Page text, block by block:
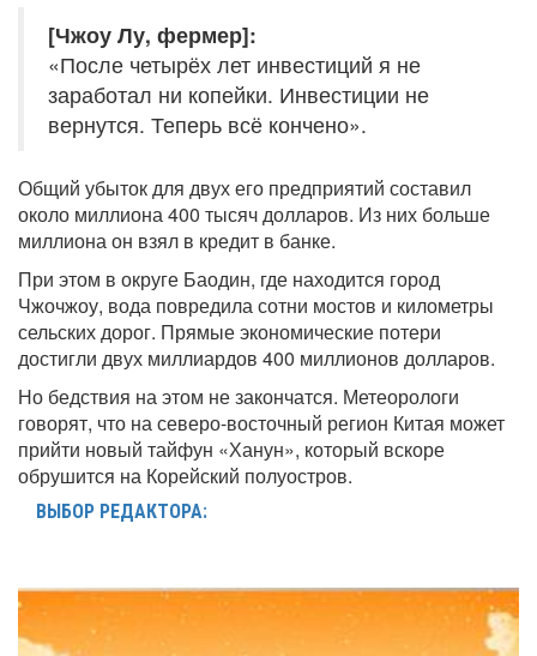
[Чжоу Лу, фермер]:
«После четырёх лет инвестиций я не
заработал ни копейки. Инвестиции не
вернутся. Теперь всё кончено».
Общий убыток для двух его предприятий составил
около миллиона 400 тысяч долларов. Из них больше
миллиона он взял в кредит в банке.
При этом в округе Баодин, где находится город
Чжочжоу, вода повредила сотни мостов и километры
сельских дорог. Прямые экономические потери
достигли двух миллиардов 400 миллионов долларов.
Но бедствия на этом не закончатся. Метеорологи
говорят, что на северо-восточный регион Китая может
прийти новый тайфун «Ханун», который вскоре
обрушится на Корейский полуостров.
ВЫБОР РЕДАКТОРА: